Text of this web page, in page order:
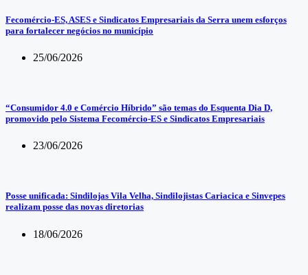
Fecomércio-ES, ASES e Sindicatos Empresariais da Serra unem esforços
para fortalecer negócios no município
25/06/2026
“Consumidor 4.0 e Comércio Híbrido” são temas do Esquenta Dia D,
promovido pelo Sistema Fecomércio-ES e Sindicatos Empresariais
23/06/2026
Posse unificada: Sindilojas Vila Velha, Sindilojistas Cariacica e Sinvepes
realizam posse das novas diretorias
18/06/2026